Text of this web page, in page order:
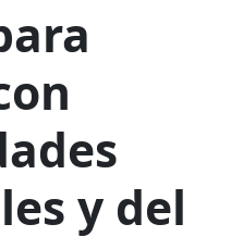
y del